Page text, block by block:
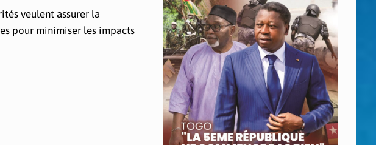
veulent assurer la
pour minimiser les impacts